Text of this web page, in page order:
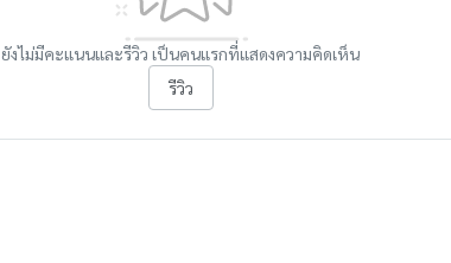
ยังไม่มีคะแนนและรีวิว เป็นคนแรกที่แสดงความคิดเห็น
รีวิว